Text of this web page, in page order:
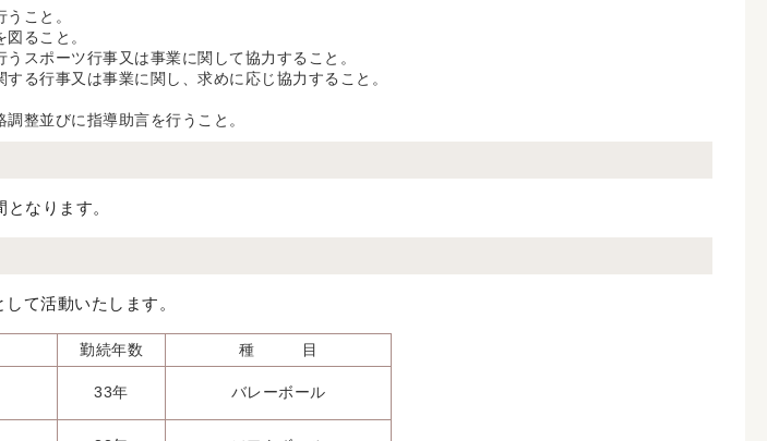
こと。
ること。
スポーツ行事又は事業に関して協力すること。
る行事又は事業に関し、求めに応じ協力すること。
整並びに指導助言を行うこと。
なります。
て活動いたします。
勤続年数 種 目
33年 バレーボール